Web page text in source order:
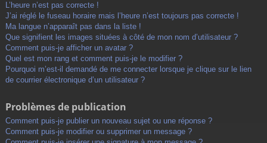
L’heure n’est pas correcte !
J’ai réglé le fuseau horaire mais l’heure n’est toujours pas correcte !
Ma langue n’apparaît pas dans la liste !
Que signifient les images situées à côté de mon nom d’utilisateur ?
Comment puis-je afficher un avatar ?
Quel est mon rang et comment puis-je le modifier ?
Pourquoi m’est-il demandé de me connecter lorsque je clique sur le lien
de courrier électronique d’un utilisateur ?
Problèmes de publication
Comment puis-je publier un nouveau sujet ou une réponse ?
Comment puis-je modifier ou supprimer un message ?